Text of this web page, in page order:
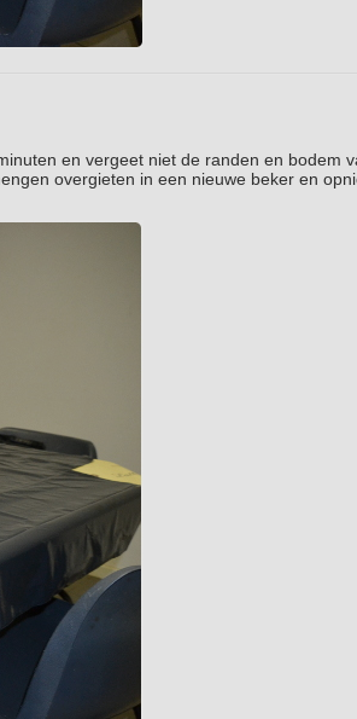
en vergeet niet de randen en bodem
overgieten in een nieuwe beker en